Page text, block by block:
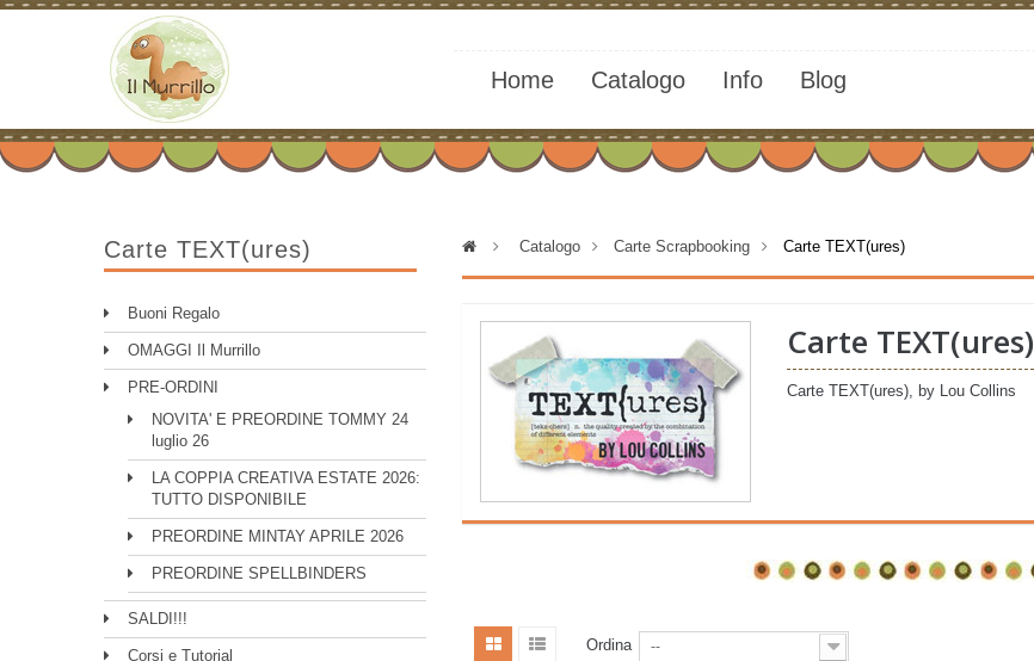
Home Catalogo Info Blog
Carte TEXT(ures)
Buoni Regalo
OMAGGI Il Murrillo
PRE-ORDINI
NOVITA' E PREORDINE TOMMY 24
luglio 26
LA COPPIA CREATIVA ESTATE 2026:
TUTTO DISPONIBILE
PREORDINE MINTAY APRILE 2026
PREORDINE SPELLBINDERS
SALDI!!!
Corsi e Tutorial
> Catalogo > Carte Scrapbooking > Carte TEXT(ures)
Carte TEXT(ures)
Carte TEXT(ures), by Lou Collins
Ordina --